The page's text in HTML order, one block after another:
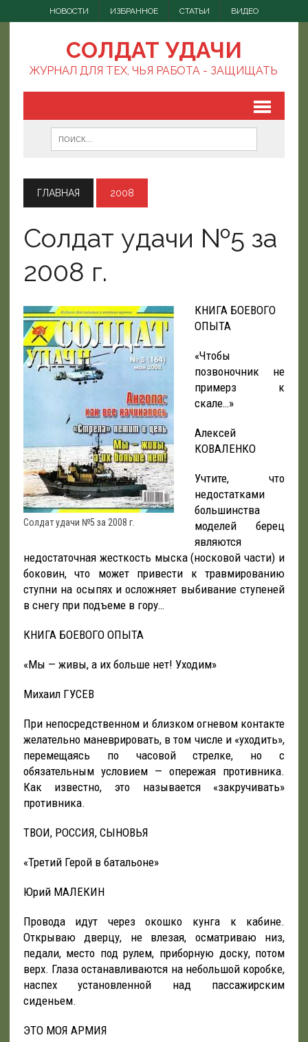
НОВОСТИ ИЗБРАННОЕ СТАТЬИ ВИДЕО
СОЛДАТ УДАЧИ
ЖУРНАЛ ДЛЯ ТЕХ, ЧЬЯ РАБОТА - ЗАЩИЩАТЬ
ГЛАВНАЯ 2008
Солдат удачи №5 за
2008 г.
Солдат удачи №5 за 2008 г.
КНИГА БОЕВОГО
ОПЫТА
«Чтобы
позвоночник не
примерз к
скале…»
Алексей
КОВАЛЕНКО
Учтите, что
недостатками
большинства
моделей берец
являются
недостаточная жесткость мыска (носковой части) и
боковин, что может привести к травмированию
ступни на осыпях и осложняет выбивание ступеней
в снегу при подъеме в гору…
КНИГА БОЕВОГО ОПЫТА
«Мы — живы, а их больше нет! Уходим»
Михаил ГУСЕВ
При непосредственном и близком огневом контакте
желательно маневрировать, в том числе и «уходить»,
перемещаясь по часовой стрелке, но с
обязательным условием — опережая противника.
Как известно, это называется «закручивать»
противника.
ТВОИ, РОССИЯ, СЫНОВЬЯ
«Третий Герой в батальоне»
Юрий МАЛЕКИН
Провода идут через окошко кунга к кабине.
Открываю дверцу, не влезая, осматриваю низ,
педали, место под рулем, приборную доску, потом
верх. Глаза останавливаются на небольшой коробке,
наспех установленной над пассажирским
сиденьем.
ЭТО МОЯ АРМИЯ